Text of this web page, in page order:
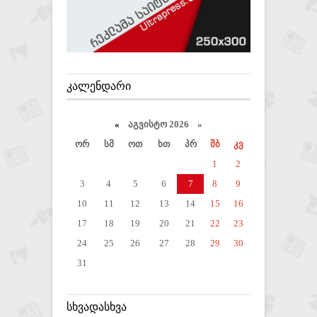
ᲙᲐᲚᲔᲜᲓᲐᲠᲘ
« აგვისტო 2026 »
ორ
სმ ოთ ხთ პრ შბ
კვ
1
2
3
4 5 6 7 8
9
10
11 12 13 14 15
16
17
18 19 20 21 22
23
24
25 26 27 28 29
30
31
ᲡᲮᲕᲐᲓᲐᲡᲮᲕᲐ